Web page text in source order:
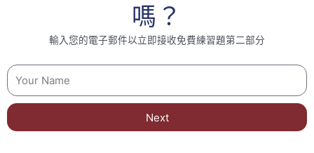
嗎？
輸入您的電子郵件以立即接收免費練習題第二部分
Next